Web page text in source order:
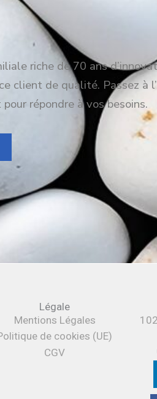
riche de 70 ans
client de qualité. Passez à
répondre à vos besoins.
Légale
Mentions Légales
de cookies (UE)
CGV